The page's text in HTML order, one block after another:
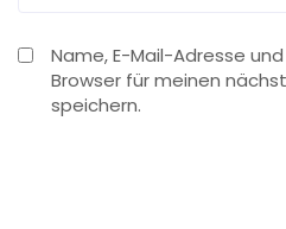
Name, E-Mail-Adresse
Browser für meinen
speichern.